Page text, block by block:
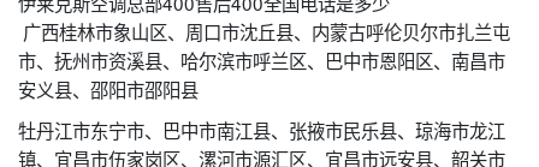
广西桂林市象山区、周口市沈丘县、内蒙古呼伦贝尔市扎兰屯
市、抚州市资溪县、哈尔滨市呼兰区、巴中市恩阳区、南昌市
安义县、邵阳市邵阳县
牡丹江市东宁市、巴中市南江县、张掖市民乐县、琼海市龙江
镇、宜昌市伍家岗区、漯河市源汇区、宜昌市远安县、韶关市